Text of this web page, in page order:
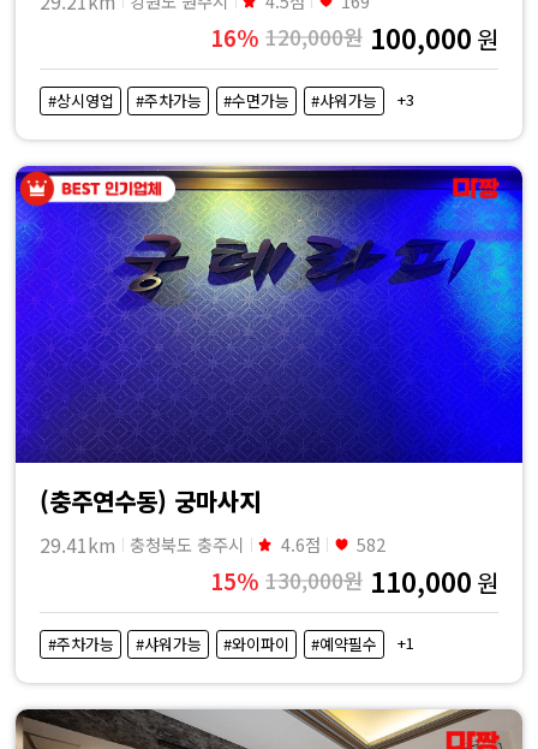
16% 120,000원 100,000 원
#상시영업 #주차가능 #수면가능 #샤워가능 +3
(충주연수동) 궁마사지
29.41km 충청북도 충주시 4.6점 582
15% 130,000원 110,000 원
#주차가능 #샤워가능 #와이파이 #예약필수 +1